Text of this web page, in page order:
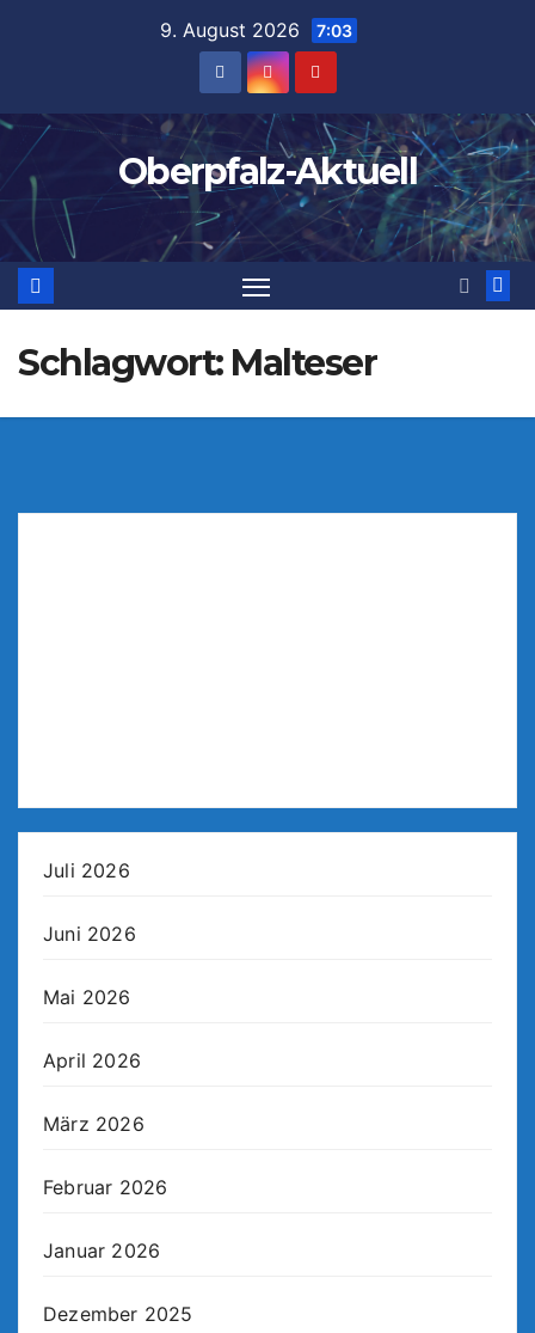
9. August 2026 7:03
Oberpfalz-Aktuell
Schlagwort: Malteser
Juli 2026
Juni 2026
Mai 2026
April 2026
März 2026
Februar 2026
Januar 2026
Dezember 2025